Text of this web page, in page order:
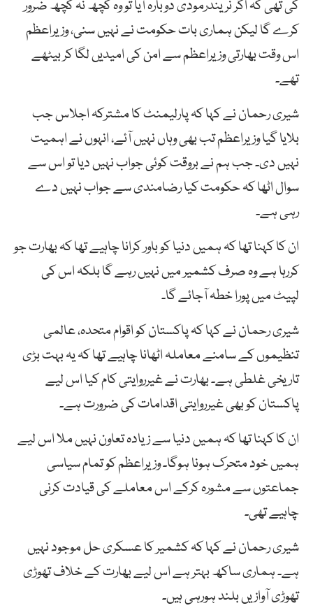
کی تھی کہ اگر نریندرمودی دوبارہ آیا تو وہ کچھ نہ کچھ ضرور
کرے گا لیکن ہماری بات حکومت نے نہیں سنی، وزیراعظم
اس وقت بھارتی وزیراعظم سے امن کی امیدیں لگا کر بیٹھے
تھے۔
شیری رحمان نے کہا کہ پارلیمنٹ کا مشترکہ اجلاس جب
بلایا گیا وزیراعظم تب بھی وہاں نہیں آئے، انہوں نے اہمیت
نہیں دی۔ جب ہم نے بروقت کوئی جواب نہیں دیا تو اس سے
سوال اٹھا کہ حکومت کیا رضامندی سے جواب نہیں دے
رہی ہے۔
ان کا کہنا تھا کہ ہمیں دنیا کو باور کرانا چاہیے تھا کہ بھارت جو
کررہا ہے وہ صرف کشمیر میں نہیں رہے گا بلکہ اس کی
لپیٹ میں پورا خطہ آجائے گا۔
شیری رحمان نے کہا کہ پاکستان کو اقوام متحدہ، عالمی
تنظیموں کے سامنے معاملہ اٹھانا چاہیے تھا کہ یہ بہت بڑی
تاریخی غلطی ہے۔ بھارت نے غیرروایتی کام کیا اس لیے
پاکستان کو بھی غیرروایتی اقدامات کی ضرورت ہے۔
ان کا کہنا تھا کہ ہمیں دنیا سے زیادہ تعاون نہیں ملا اس لیے
ہمیں خود متحرک ہونا ہوگا۔ وزیراعظم کو تمام سیاسی
جماعتوں سے مشورہ کرکے اس معاملے کی قیادت کرنی
چاہیے تھی۔
شیری رحمان نے کہا کہ کشمیر کا عسکری حل موجود نہیں
ہے۔ ہماری ساکھ بہتر ہے اس لیے بھارت کے خلاف تھوڑی
تھوڑی آوازیں بلند ہورہی ہیں۔